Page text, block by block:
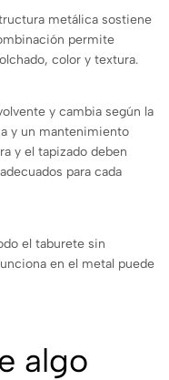
metálica sostiene
permite
color y textura.
y cambia según la
y un mantenimiento
y el tapizado deben
para cada
el taburete sin
en el metal puede
algo